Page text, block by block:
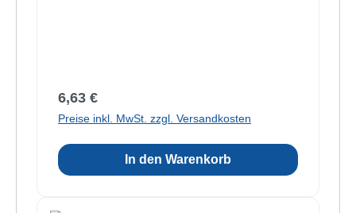
Regulärer Preis:
6,63 €
Preise inkl. MwSt. zzgl. Versandkosten
In den Warenkorb